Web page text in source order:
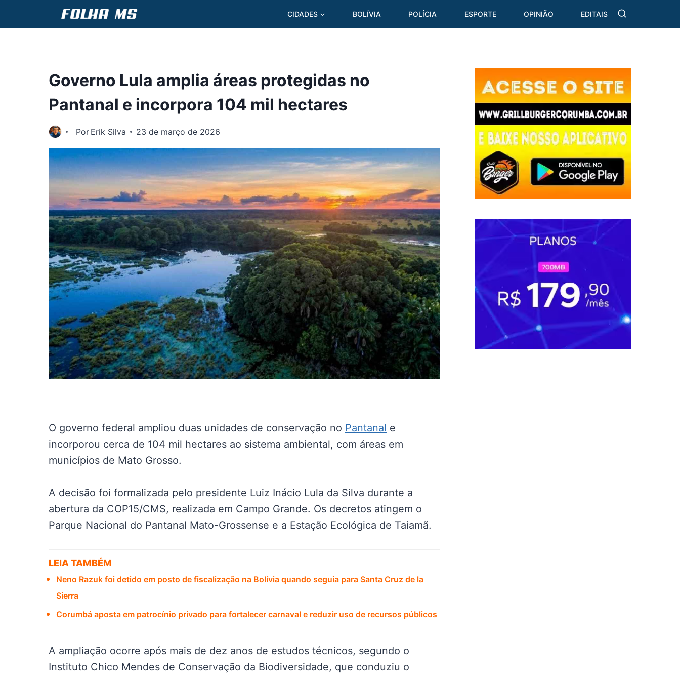
CIDADES BOLÍVIA POLÍCIA ESPORTE OPINIÃO EDITAIS
Governo Lula amplia áreas protegidas no
Pantanal e incorpora 104 mil hectares
Por Erik Silva 23 de março de 2026
O governo federal ampliou duas unidades de conservação no Pantanal e
incorporou cerca de 104 mil hectares ao sistema ambiental, com áreas em
municípios de Mato Grosso.
A decisão foi formalizada pelo presidente Luiz Inácio Lula da Silva durante a
abertura da COP15/CMS, realizada em Campo Grande. Os decretos atingem o
Parque Nacional do Pantanal Mato-Grossense e a Estação Ecológica de Taiamã.
LEIA TAMBÉM
Neno Razuk foi detido em posto de fiscalização na Bolívia quando seguia para Santa Cruz de la
Sierra
Corumbá aposta em patrocínio privado para fortalecer carnaval e reduzir uso de recursos públicos
A ampliação ocorre após mais de dez anos de estudos técnicos, segundo o
Instituto Chico Mendes de Conservação da Biodiversidade, que conduziu o